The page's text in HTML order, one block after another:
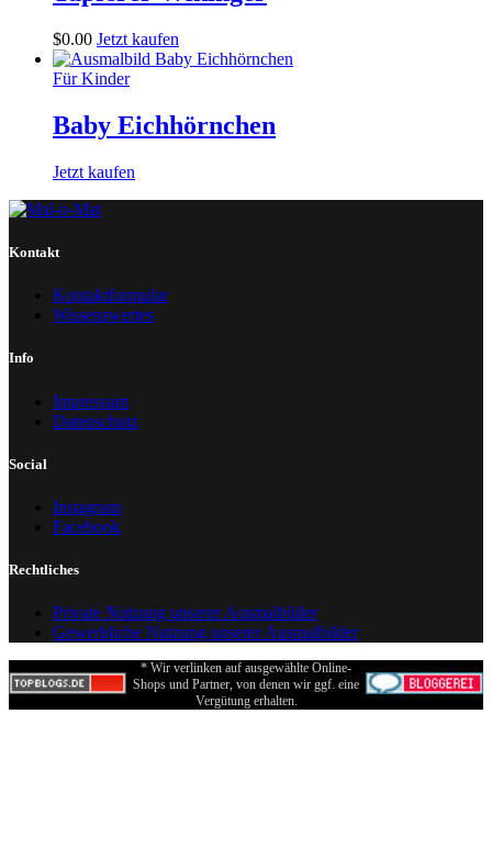
$0.00 Jetzt kaufen
Für Kinder
Baby Eichhörnchen
Jetzt kaufen
Kontakt
Kontaktformular
Wissenswertes
Info
Impressum
Datenschutz
Social
Instagram
Facebook
Rechtliches
Private Nutzung unserer Ausmalbilder
Gewerbliche Nutzung unserer Ausmalbilder
* Wir verlinken auf ausgewählte Online-
Shops und Partner, von denen wir ggf. eine
Vergütung erhalten.